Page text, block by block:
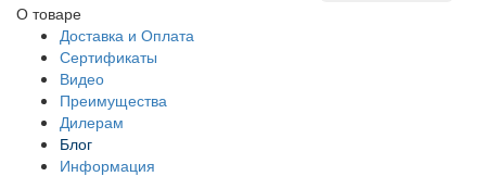
О товаре
Доставка и Оплата
Сертификаты
Видео
Преимущества
Дилерам
Блог
Информация